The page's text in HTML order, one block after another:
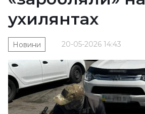
ухилянтах
20-05-2026 14:43
Новини